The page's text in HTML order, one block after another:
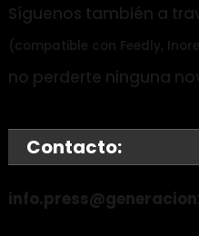
Síguenos también a
(compatible con Feedly,
no perderte ninguna
Contacto: